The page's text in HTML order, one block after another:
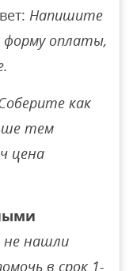
Напишите
оплаты,
как
тем
цена
не нашли
в срок 1-